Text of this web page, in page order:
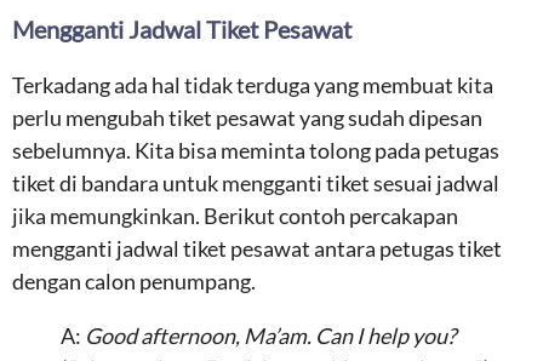
Mengganti Jadwal Tiket Pesawat
Terkadang ada hal tidak terduga yang membuat kita
perlu mengubah tiket pesawat yang sudah dipesan
sebelumnya. Kita bisa meminta tolong pada petugas
tiket di bandara untuk mengganti tiket sesuai jadwal
jika memungkinkan. Berikut contoh percakapan
mengganti jadwal tiket pesawat antara petugas tiket
dengan calon penumpang.
A: Good afternoon, Ma’am. Can I help you?